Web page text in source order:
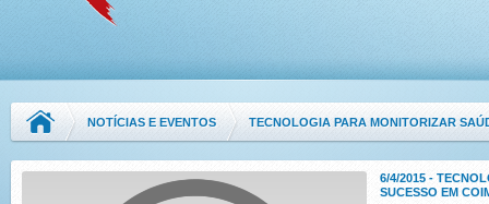
NOTÍCIAS E EVENTOS TECNOLOGIA PARA MONITORIZAR
6/4/2015 -
SUCESSO EM